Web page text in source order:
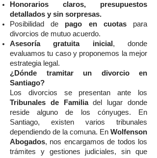
Honorarios claros, presupuestos
detallados y sin sorpresas.
Posibilidad de pago en cuotaspara
divorcios de mutuo acuerdo.
Asesoría gratuita inicial , donde
evaluamos tu caso y proponemos la mejor
estrategia legal.
¿Dónde tramitar un divorcio en
Santiago?
Los divorcios se presentan ante los
Tribunales de Familiadel lugar donde
reside alguno de los cónyuges. En
Santiago, existen varios tribunales
dependiendo de la comuna. En Wolfenson
Abogados, nos encargamos de todos los
trámites y gestiones judiciales, sin que